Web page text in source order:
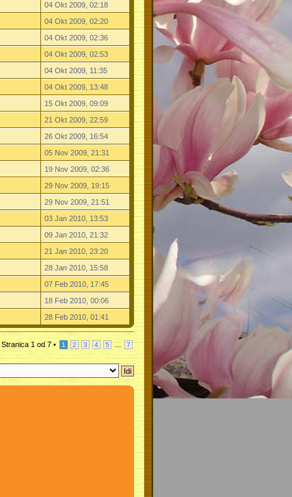
04 Okt 2009, 02:18
04 Okt 2009, 02:20
04 Okt 2009, 02:36
04 Okt 2009, 02:53
04 Okt 2009, 11:35
04 Okt 2009, 13:48
15 Okt 2009, 09:09
21 Okt 2009, 22:59
26 Okt 2009, 16:54
05 Nov 2009, 21:31
19 Nov 2009, 02:36
29 Nov 2009, 19:15
29 Nov 2009, 21:51
03 Jan 2010, 13:53
09 Jan 2010, 21:32
21 Jan 2010, 23:20
28 Jan 2010, 15:58
07 Feb 2010, 17:45
18 Feb 2010, 00:06
28 Feb 2010, 01:41
Stranica 1 od 7• 1 2 3 4 5 ... 7